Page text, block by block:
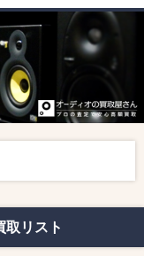
取リスト